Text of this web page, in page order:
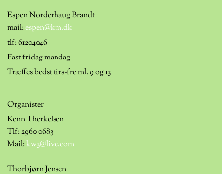
Espen Norderhaug Brandt
mail:espen@km.dk
tlf: 61204046
Fast fridag mandag
Træffes bedst tirs-fre ml. 9 og 13
Organister
Kenn Therkelsen
Tlf: 2960 0683
Mail:kw3@live.com
Thorbjørn Jensen